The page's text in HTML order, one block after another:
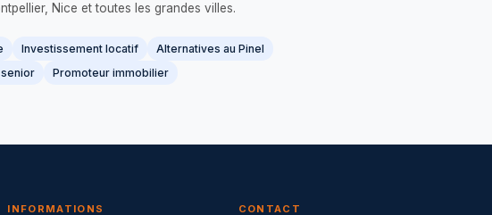
Nice et toutes les grandes villes.
Investissement locatif
Alternatives au Pinel
Promoteur immobilier
INFORMATIONS CONTACT